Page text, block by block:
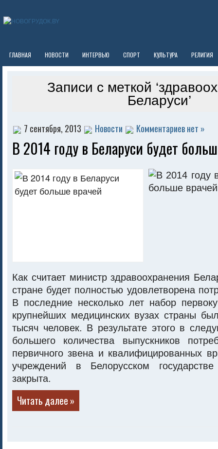
ГЛАВНАЯ НОВОСТИ ИНТЕРВЬЮ СПОРТ КУЛЬТУРА РЕЛИГИЯ
Записи с меткой
Беларуси’
7 сентября, 2013 Новости Комментариев нет »
В 2014 году в Беларуси будет
Как считает министр здравоохранения
стране будет полностью удовлетворена
В последние несколько лет набор
крупнейших медицинских вузах страны
тысяч человек. В результате этого в
большего количества выпускников
первичного звена и квалифицированных
учреждений в Белорусском
закрыта.
Читать далее »